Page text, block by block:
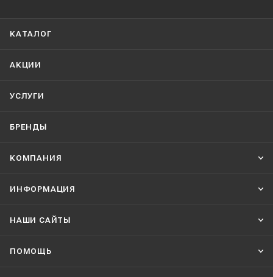
КАТАЛОГ
АКЦИИ
УСЛУГИ
БРЕНДЫ
КОМПАНИЯ
ИНФОРМАЦИЯ
НАШИ CАЙТЫ
ПОМОЩЬ